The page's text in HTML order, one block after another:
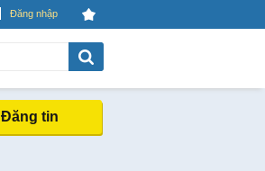
Đăng nhập
Đăng tin